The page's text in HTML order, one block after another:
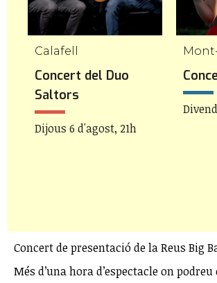
Calafell
Concert del Duo
Saltors
Dijous 6 d'agost, 21h
Concert de presentació de la Reus Big
Més d’una hora d’espectacle on